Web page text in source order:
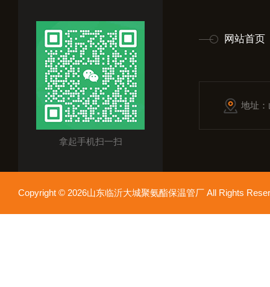
拿起手机扫一扫
网站首页
地址
Copyright © 2026山东临沂大城聚氨酯保温管厂 All Rights